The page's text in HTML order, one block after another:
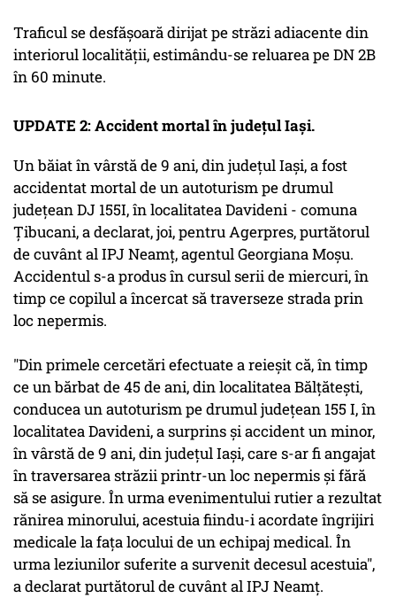
Traficul se desfășoară dirijat pe străzi adiacente din
interiorul localității, estimându-se reluarea pe DN 2B
în 60 minute.
UPDATE 2: Accident mortal în județul Iași.
Un băiat în vârstă de 9 ani, din judeţul Iaşi, a fost
accidentat mortal de un autoturism pe drumul
judeţean DJ 155I, în localitatea Davideni - comuna
Ţibucani, a declarat, joi, pentru Agerpres, purtătorul
de cuvânt al IPJ Neamţ, agentul Georgiana Moşu.
Accidentul s-a produs în cursul serii de miercuri, în
timp ce copilul a încercat să traverseze strada prin
loc nepermis.
"Din primele cercetări efectuate a reieşit că, în timp
ce un bărbat de 45 de ani, din localitatea Bălţăteşti,
conducea un autoturism pe drumul judeţean 155 I, în
localitatea Davideni, a surprins şi accident un minor,
în vârstă de 9 ani, din judeţul Iaşi, care s-ar fi angajat
în traversarea străzii printr-un loc nepermis şi fără
să se asigure. În urma evenimentului rutier a rezultat
rănirea minorului, acestuia fiindu-i acordate îngrijiri
medicale la faţa locului de un echipaj medical. În
urma leziunilor suferite a survenit decesul acestuia",
a declarat purtătorul de cuvânt al IPJ Neamţ.